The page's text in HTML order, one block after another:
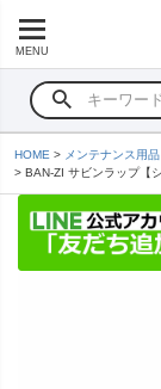
MENU
HOME
メンテナンス用
BAN-ZI サビンラップ【